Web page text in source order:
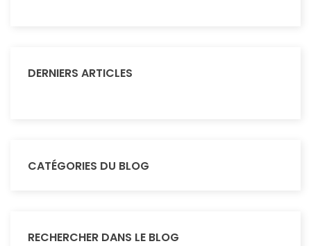
DERNIERS ARTICLES
CATÉGORIES DU BLOG
RECHERCHER DANS LE BLOG